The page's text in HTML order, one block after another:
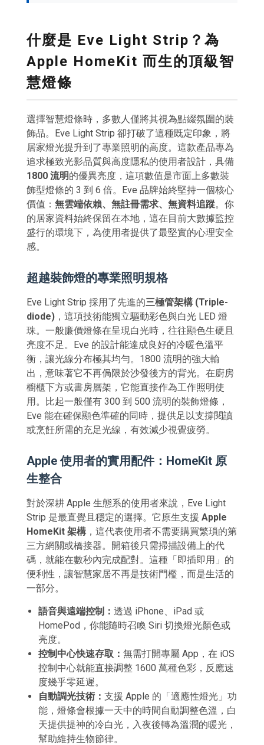
什麼是 Eve Light Strip？為
Apple HomeKit 而生的頂級智
慧燈條
選擇智慧燈條時，多數人僅將其視為點綴氛圍的裝
飾品。Eve Light Strip 卻打破了這種既定印象，將
居家燈光提升到了專業照明的高度。這款產品專為
追求極致光影品質與高度隱私的使用者設計，具備
1800 流明的優異亮度，這項數值是市面上多數裝
飾型燈條的 3 到 6 倍。Eve 品牌始終堅持一個核心
價值： 無雲端依賴、無註冊需求、無資料追蹤。你
的居家資料始終保留在本地，這在目前大數據監控
盛行的環境下，為使用者提供了最堅實的心理安全
感。
超越裝飾燈的專業照明規格
Eve Light Strip 採用了先進的三極管架構 (Triple-
diode) ，這項技術能獨立驅動彩色與白光 LED 燈
珠。一般廉價燈條在呈現白光時，往往顯色生硬且
亮度不足。Eve 的設計能達成良好的冷暖色溫平
衡，讓光線分布極其均勻。1800 流明的強大輸
出，意味著它不再侷限於沙發後方的背光。在廚房
櫥櫃下方或書房層架，它能直接作為工作照明使
用。比起一般僅有 300 到 500 流明的裝飾燈條，
Eve 能在確保顯色準確的同時，提供足以支撐閱讀
或烹飪所需的充足光線，有效減少視覺疲勞。
Apple 使用者的實用配件：HomeKit 原
生整合
對於深耕 Apple 生態系的使用者來說，Eve Light
Strip 是最直覺且穩定的選擇。它原生支援 Apple
HomeKit 架構 ，這代表使用者不需要購買繁瑣的第
三方網關或橋接器。開箱後只需掃描設備上的代
碼，就能在數秒內完成配對。這種「即插即用」的
便利性，讓智慧家居不再是技術門檻，而是生活的
一部分。
語音與遠端控制： 透過 iPhone、iPad 或
HomePod，你能隨時召喚 Siri 切換燈光顏色或
亮度。
控制中心快速存取： 無需打開專屬 App，在 iOS
控制中心就能直接調整 1600 萬種色彩，反應速
度幾乎零延遲。
自動調光技術： 支援 Apple 的「適應性燈光」功
能，燈條會根據一天中的時間自動調整色溫，白
天提供提神的冷白光，入夜後轉為溫潤的暖光，
幫助維持生物節律。